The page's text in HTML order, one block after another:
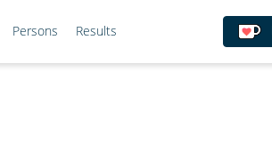
Persons Results